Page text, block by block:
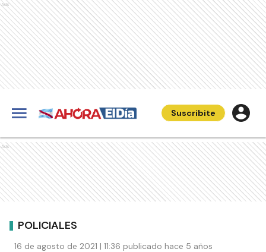
Ads
Suscribite
Ads
POLICIALES
16 de agosto de 2021 | 11:36 publicado hace 5 años